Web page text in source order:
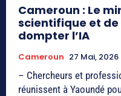
Cameroun : Le
scientifique et de
dompter l’IA
Cameroun 27 Mai, 2026
– Chercheurs et
réunissent à Yaoundé